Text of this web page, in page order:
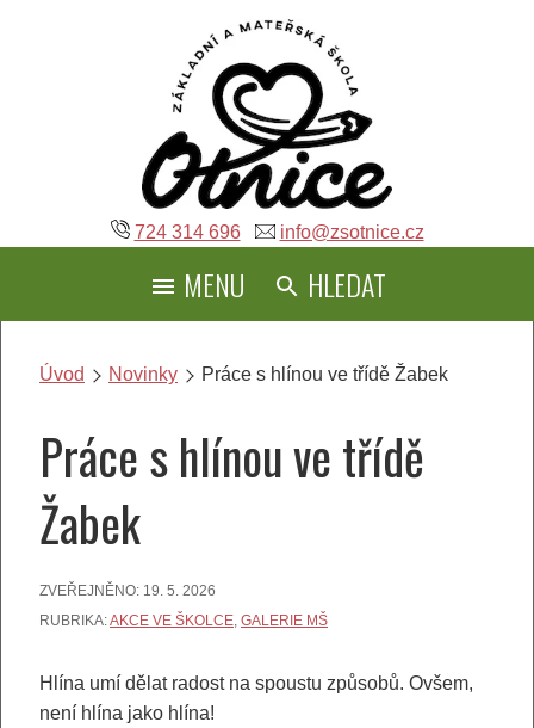
724 314 696 info@zsotnice.cz
MENU HLEDAT
Úvod Novinky Práce s hlínou ve třídě Žabek
Práce s hlínou ve třídě
Žabek
ZVEŘEJNĚNO: 19. 5. 2026
RUBRIKA:AKCE VE ŠKOLCE, GALERIE MŠ
Hlína umí dělat radost na spoustu způsobů. Ovšem,
není hlína jako hlína!